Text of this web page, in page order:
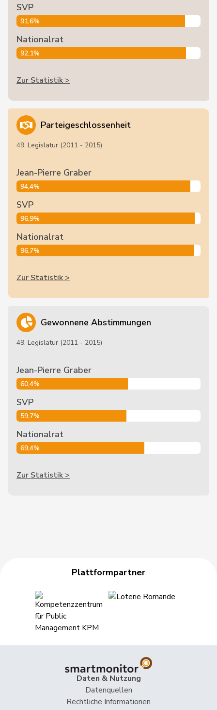
SVP
91,6%
Nationalrat
92,1%
Zur Statistik >
Parteigeschlossenheit
49. Legislatur (2011 - 2015)
Jean-Pierre Graber
94,4%
SVP
96,9%
Nationalrat
96,7%
Zur Statistik >
Gewonnene Abstimmungen
49. Legislatur (2011 - 2015)
Jean-Pierre Graber
60,4%
SVP
59,7%
Nationalrat
69,4%
Zur Statistik >
Plattformpartner
Daten & Nutzung
Datenquellen
Rechtliche Informationen